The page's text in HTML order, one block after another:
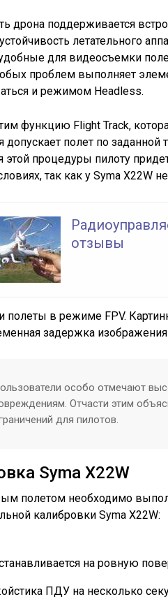
дрона поддерживается
летательного
для видеосъемки
проблем выполняет
и режимом Headless.
функцию Flight Track,
допускает полет по
этой процедуры пилоту
так как у Syma X22W
отзывы
в режиме FPV.
задержка
особо отмечают
Отчасти этим
для пилотов.
Syma X22W
полетом необходимо
калибровки Syma X22W:
на ровную
ПДУ на несколько